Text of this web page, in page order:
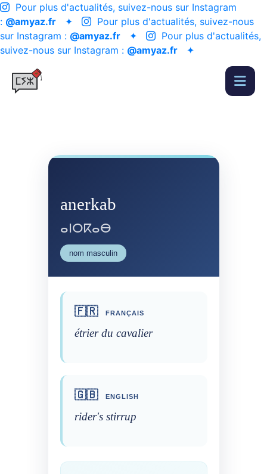
Pour plus d'actualités, suivez-nous sur Instagram
: @amyaz.fr ✦
Pour plus d'actualités, suivez-nous
sur Instagram : @amyaz.fr ✦
Pour plus d'actualités,
suivez-nous sur Instagram : @amyaz.fr ✦
anerkab
ⴰⵏⵔⴽⴰⴱ
nom masculin
🇫🇷 FRANÇAIS
étrier du cavalier
🇬🇧 ENGLISH
rider's stirrup